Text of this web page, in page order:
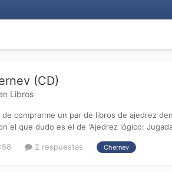
(CD)
Libros
comprarme un par de libros de ajedrez
el que dudo es el de 'Ajedrez lógico:
2 respuestas Chernev